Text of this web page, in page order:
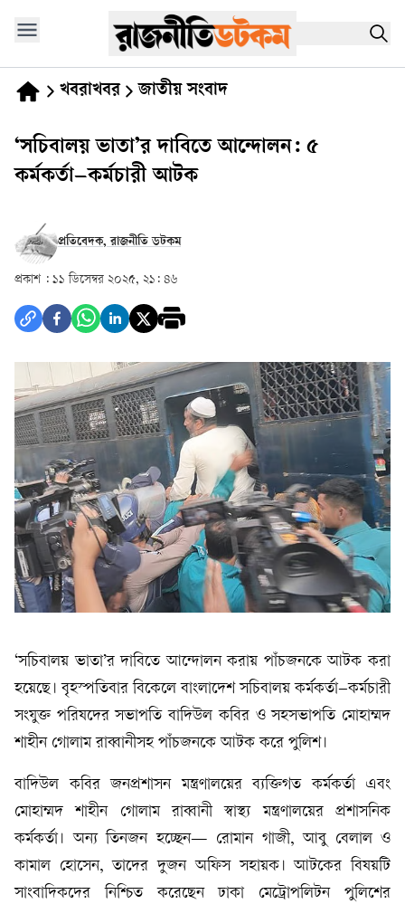
খবরাখবর জাতীয় সংবাদ
‘সচিবালয় ভাতা’র দাবিতে আন্দোলন: ৫
কর্মকর্তা–কর্মচারী আটক
প্রতিবেদক, রাজনীতি ডটকম
প্রকাশ : ১১ ডিসেম্বর ২০২৫, ২১: ৪৬
‘সচিবালয় ভাতা’র দাবিতে আন্দোলন করায় পাঁচজনকে আটক করা
হয়েছে। বৃহস্পতিবার বিকেলে বাংলাদেশ সচিবালয় কর্মকর্তা–কর্মচারী
সংযুক্ত পরিষদের সভাপতি বাদিউল কবির ও সহসভাপতি মোহাম্মদ
শাহীন গোলাম রাব্বানীসহ পাঁচজনকে আটক করে পুলিশ।
বাদিউল কবির জনপ্রশাসন মন্ত্রণালয়ের ব্যক্তিগত কর্মকর্তা এবং
মোহাম্মদ শাহীন গোলাম রাব্বানী স্বাস্থ্য মন্ত্রণালয়ের প্রশাসনিক
কর্মকর্তা। অন্য তিনজন হচ্ছেন— রোমান গাজী, আবু বেলাল ও
কামাল হোসেন, তাদের দুজন অফিস সহায়ক। আটকের বিষয়টি
সাংবাদিকদের নিশ্চিত করেছেন ঢাকা মেট্রোপলিটন পুলিশের